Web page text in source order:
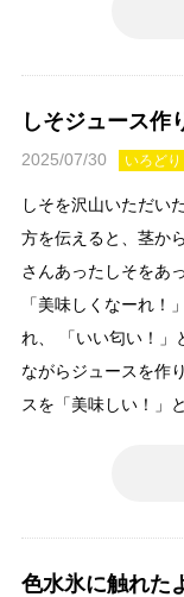
しそジュース作
2025/07/30 いろどり
しそを沢山いただい
方を伝えると、茎か
さんあったしそをあ
「美味しくなーれ！
れ、 「いい匂い！」
ながらジュースを作
スを「美味しい！」
色水氷に触れた